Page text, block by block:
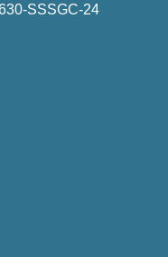
SSSGC-24